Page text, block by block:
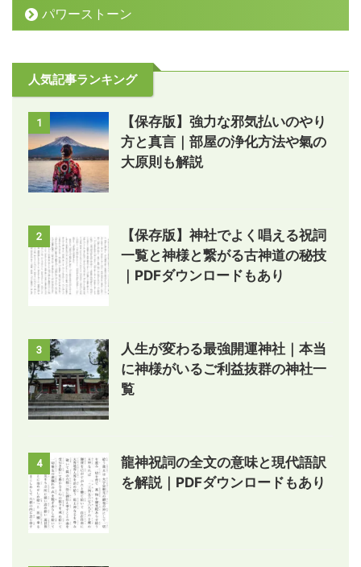
パワーストーン
人気記事ランキング
1
【保存版】強力な邪気払いのやり
方と真言｜部屋の浄化方法や氣の
大原則も解説
2
【保存版】神社でよく唱える祝詞
一覧と神様と繋がる古神道の秘技
｜PDFダウンロードもあり
3
人生が変わる最強開運神社｜本当
に神様がいるご利益抜群の神社一
覧
4
龍神祝詞の全文の意味と現代語訳
を解説｜PDFダウンロードもあり